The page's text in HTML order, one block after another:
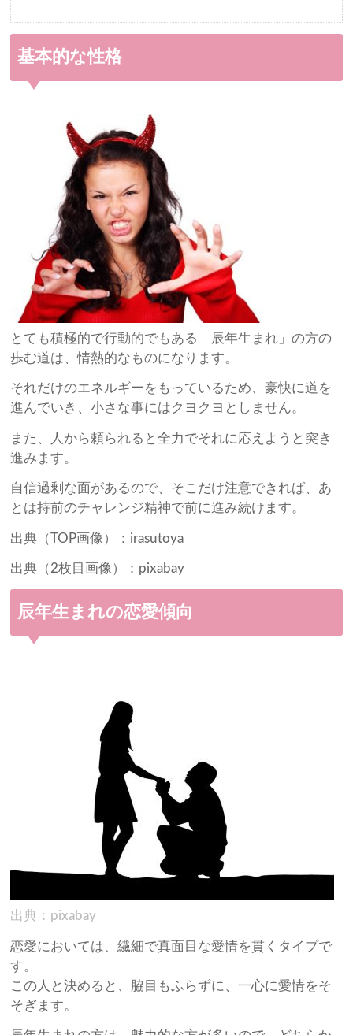
基本的な性格
とても積極的で行動的でもある「辰年生まれ」の方の
歩む道は、情熱的なものになります。
それだけのエネルギーをもっているため、豪快に道を
進んでいき、小さな事にはクヨクヨとしません。
また、人から頼られると全力でそれに応えようと突き
進みます。
自信過剰な面があるので、そこだけ注意できれば、あ
とは持前のチャレンジ精神で前に進み続けます。
出典（TOP画像）：irasutoya
出典（2枚目画像）：pixabay
辰年生まれの恋愛傾向
出典：pixabay
恋愛においては、繊細で真面目な愛情を貫くタイプで
す。
この人と決めると、脇目もふらずに、一心に愛情をそ
そぎます。